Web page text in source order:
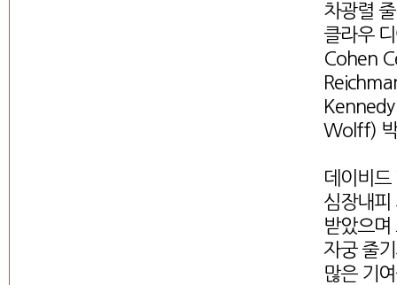
차광렬
클라우
Cohen
Wolff) 박
데이비드
심장내피
받았으며
자궁 줄
많은 기